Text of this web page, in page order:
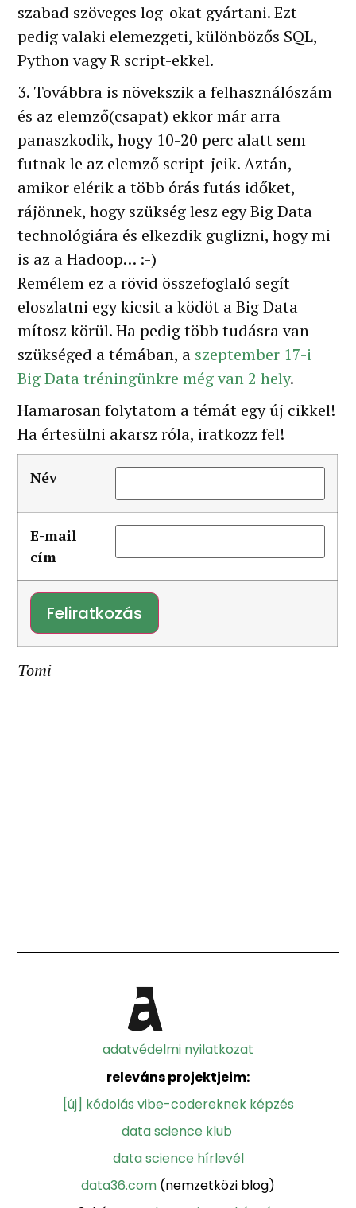
szabad szöveges log-okat gyártani. Ezt
pedig valaki elemezgeti, különbözős SQL,
Python vagy R script-ekkel.
3. Továbbra is növekszik a felhasználószám
és az elemző(csapat) ekkor már arra
panaszkodik, hogy 10-20 perc alatt sem
futnak le az elemző script-jeik. Aztán,
amikor elérik a több órás futás időket,
rájönnek, hogy szükség lesz egy Big Data
technológiára és elkezdik guglizni, hogy mi
is az a Hadoop… :-)
Remélem ez a rövid összefoglaló segít
eloszlatni egy kicsit a ködöt a Big Data
mítosz körül. Ha pedig több tudásra van
szükséged a témában, a szeptember 17-i
Big Data tréningünkre még van 2 hely.
Hamarosan folytatom a témát egy új cikkel!
Ha értesülni akarsz róla, iratkozz fel!
Név
E-mail
cím
Tomi
adatvédelmi nyilatkozat
releváns projektjeim:
[új] kódolás vibe-codereknek képzés
data science klub
data science hírlevél
data36.com (nemzetközi blog)